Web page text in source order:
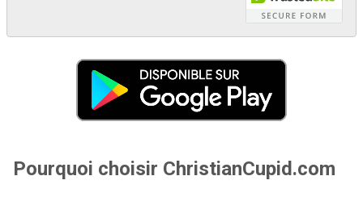
Pourquoi choisir ChristianCupid.com